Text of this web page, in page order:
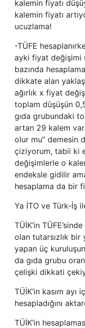
kalemin fiyatı
kalemin fiyatı
ucuzlama!
-TÜFE
ayki fiyat değişimi
bazında
dikkate alan
ağırlık x fiyat
toplam düşüşün
gıda grubundaki
artan 29 kalem
olur mu” demesin
çiziyorum, tabii ki
değişimlerle o
endeksle gidilir
hesaplama da bir
Ya İTO ve Türk-İş
TÜİK’in
olan tutarsızlık bir
yapan üç
da gıda grubu
çelişki dikkati
TÜİK’in kasım ayı
hesapladığını
TÜİK’in